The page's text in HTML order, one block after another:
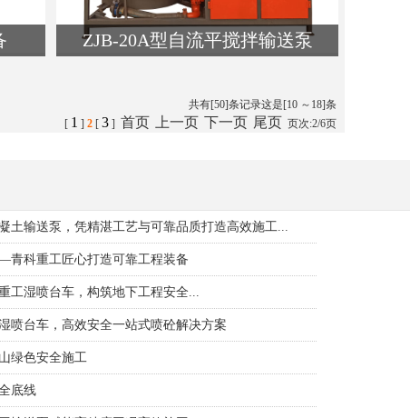
ZJB-20A型自流平搅拌输送泵
查看详细介绍
共有[50]条记录这是[10 ～18]条
[ 1 ] 2 [ 3 ] 首页 上一页 下一页 尾页 页次:2/6页
土输送泵，凭精湛工艺与可靠品质打造高效施工...
科重工匠心打造可靠工程装备
工湿喷台车，构筑地下工程安全...
喷台车，高效安全一站式喷砼解决方案
绿色安全施工
底线